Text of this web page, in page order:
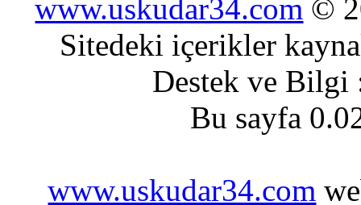
www.uskudar34.com ©
Sitedeki içerikler
Destek ve
Bu sayfa
www.uskudar34.com